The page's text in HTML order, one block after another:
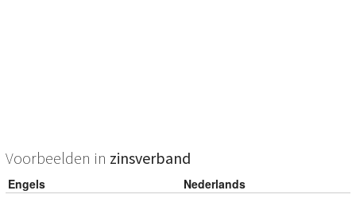
Voorbeelden in zinsverband
Engels
Nederlands